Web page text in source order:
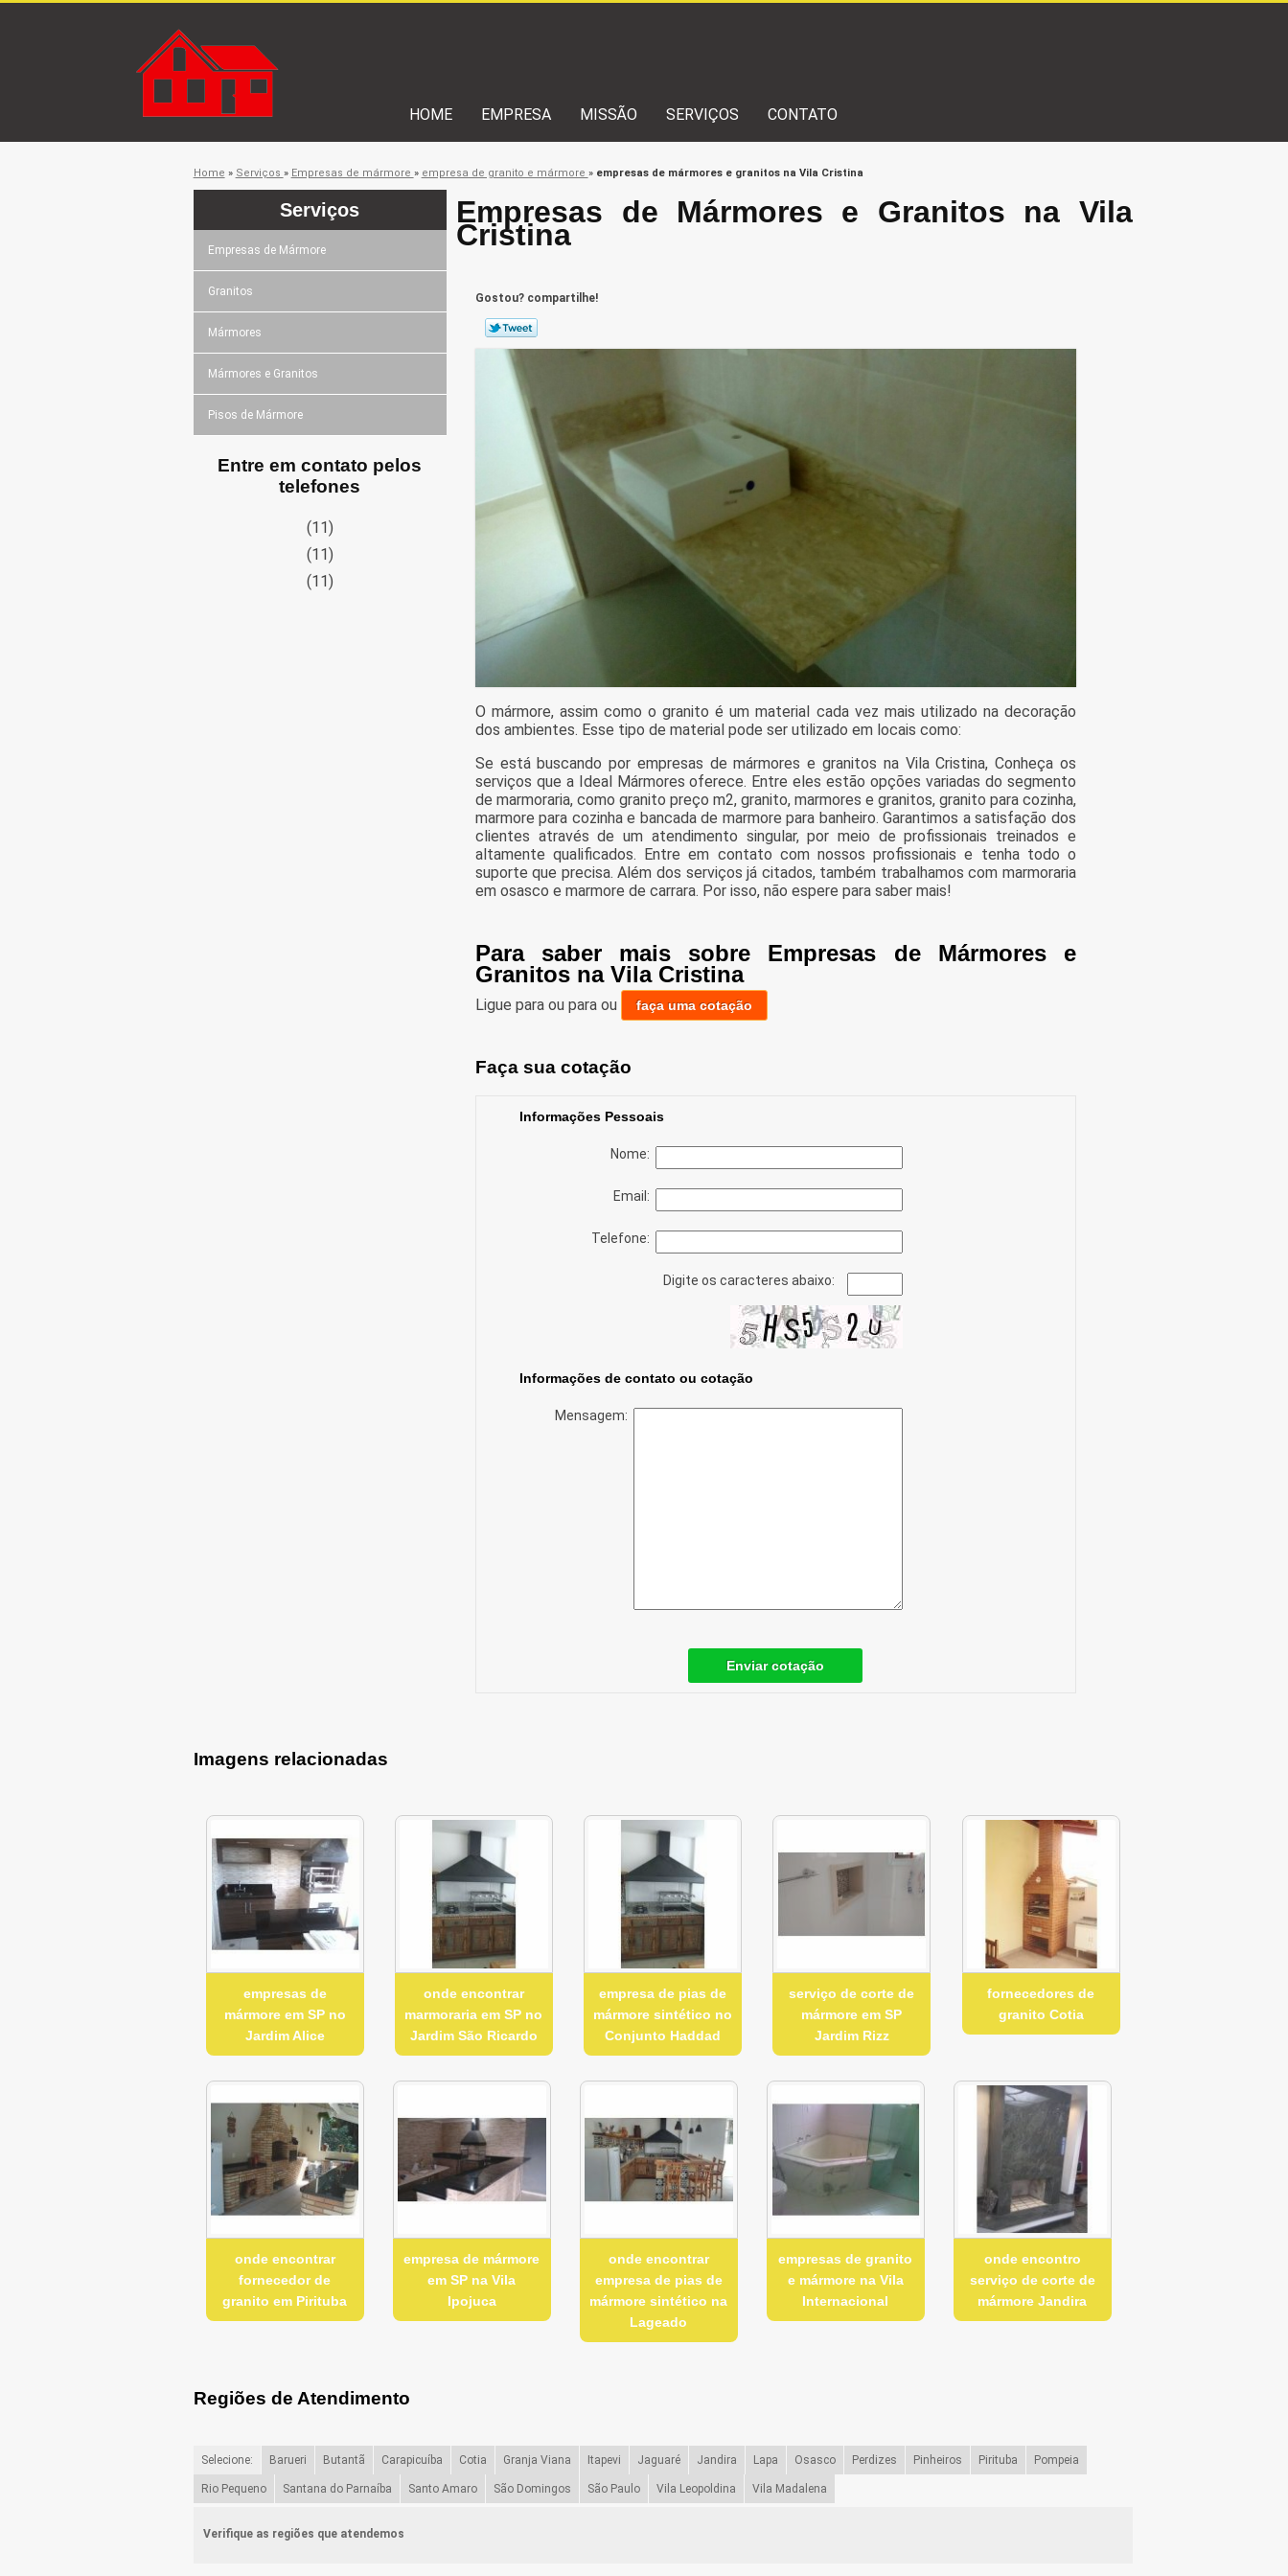
HOME EMPRESA MISSÃO SERVIÇOS CONTATO
Home » Serviços » Empresas de mármore » empresa de granito e mármore » empresas de mármores e granitos na Vila Cristina
Serviços
Empresas de Mármore
Granitos
Mármores
Mármores e Granitos
Pisos de Mármore
Entre em contato pelos
telefones
(11)
(11)
(11)
Empresas de Mármores e Granitos na Vila
Cristina
Gostou? compartilhe!
O mármore, assim como o granito é um material cada vez mais utilizado na decoração
dos ambientes. Esse tipo de material pode ser utilizado em locais como:
Se está buscando por empresas de mármores e granitos na Vila Cristina, Conheça os
serviços que a Ideal Mármores oferece. Entre eles estão opções variadas do segmento
de marmoraria, como granito preço m2, granito, marmores e granitos, granito para cozinha,
marmore para cozinha e bancada de marmore para banheiro. Garantimos a satisfação dos
clientes através de um atendimento singular, por meio de profissionais treinados e
altamente qualificados. Entre em contato com nossos profissionais e tenha todo o
suporte que precisa. Além dos serviços já citados, também trabalhamos com marmoraria
em osasco e marmore de carrara. Por isso, não espere para saber mais!
Para saber mais sobre Empresas de Mármores e
Granitos na Vila Cristina
Ligue para ou para ou faça uma cotação
Faça sua cotação
Informações Pessoais
Nome:
Email:
Telefone:
Digite os caracteres abaixo:
Informações de contato ou cotação
Mensagem:
Enviar cotação
Imagens relacionadas
empresas de
mármore em SP no
Jardim Alice
onde encontrar
marmoraria em SP no
Jardim São Ricardo
empresa de pias de
mármore sintético no
Conjunto Haddad
serviço de corte de
mármore em SP
Jardim Rizz
fornecedores de
granito Cotia
onde encontrar
fornecedor de
granito em Pirituba
empresa de mármore
em SP na Vila
Ipojuca
onde encontrar
empresa de pias de
mármore sintético na
Lageado
empresas de granito
e mármore na Vila
Internacional
onde encontro
serviço de corte de
mármore Jandira
Regiões de Atendimento
Selecione: Barueri Butantã Carapicuíba Cotia Granja Viana Itapevi Jaguaré Jandira Lapa Osasco Perdizes Pinheiros Pirituba Pompeia
Rio Pequeno Santana do Parnaíba Santo Amaro São Domingos São Paulo Vila Leopoldina Vila Madalena
Verifique as regiões que atendemos